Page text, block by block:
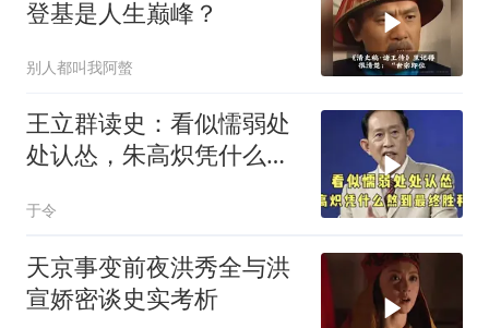
登基是人生巅峰？
别人都叫我阿螫
王立群读史：看似懦弱处
处认怂，朱高炽凭什么熬
于令
天京事变前夜洪秀全与洪
宣娇密谈史实考析